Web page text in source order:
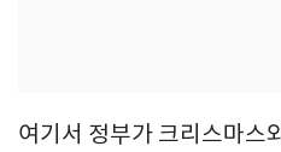
여기서 정부가 크리스마스